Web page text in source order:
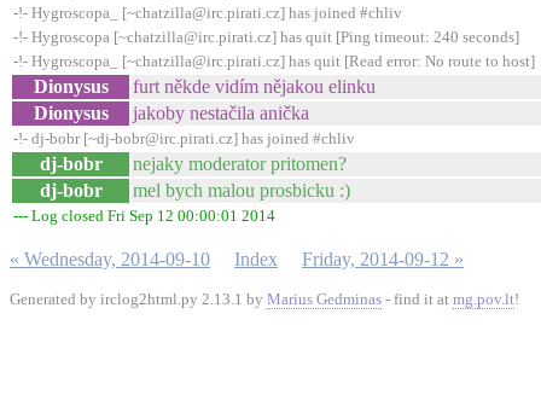
-!- Hygroscopa_ [~chatzilla@irc.pirati.cz] has joined #chliv
-!- Hygroscopa [~chatzilla@irc.pirati.cz] has quit [Ping timeout: 240 seconds]
-!- Hygroscopa_ [~chatzilla@irc.pirati.cz] has quit [Read error: No route to host]
Dionysus
furt někde vidím nějakou elinku
Dionysus
jakoby nestačila anička
-!- dj-bobr [~dj-bobr@irc.pirati.cz] has joined #chliv
dj-bobr
nejaky moderator pritomen?
dj-bobr
mel bych malou prosbicku :)
--- Log closed Fri Sep 12 00:00:01 2014
« Wednesday, 2014-09-10 Index Friday, 2014-09-12 »
Generated by irclog2html.py 2.13.1 by Marius Gedminas - find it at mg.pov.lt!